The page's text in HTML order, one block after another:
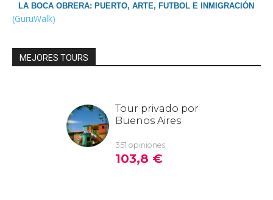
LA BOCA OBRERA: PUERTO, ARTE, FUTBOL E INMIGRACIÓN
(GuruWalk)
MEJORES TOURS